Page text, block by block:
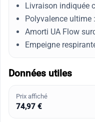
Livraison indiquée
Polyvalence ultime
Amorti UA Flow
Empeigne
Données utiles
Prix affiché
74,97 €